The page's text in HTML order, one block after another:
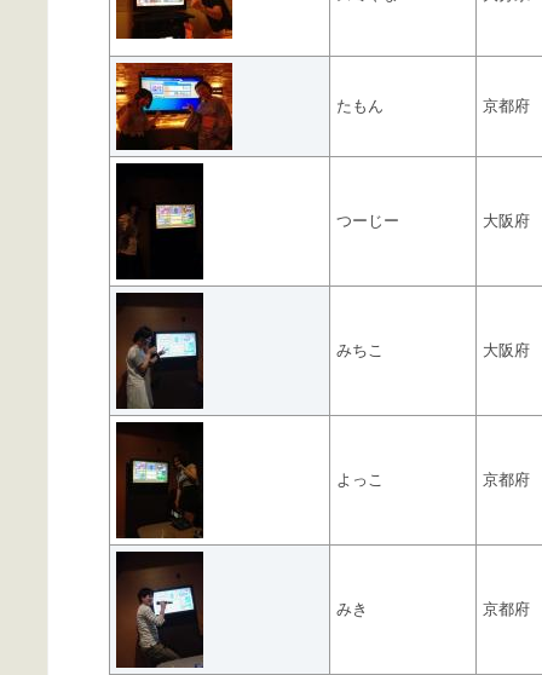
たもん 京都府
つーじー 大阪府
みちこ 大阪府
よっこ 京都府
みき 京都府